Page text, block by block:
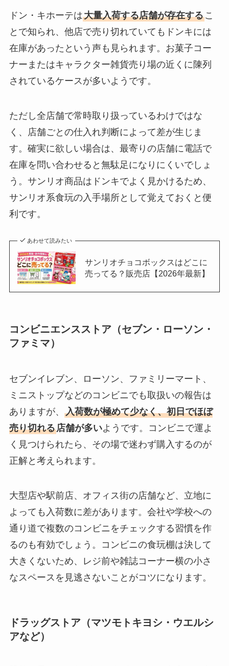
ドン・キホーテは大量入荷する店舗が存在するこ
とで知られ、他店で売り切れていてもドンキには
在庫があったという声も見られます。お菓子コー
ナーまたはキャラクター雑貨売り場の近くに陳列
されているケースが多いようです。
ただし全店舗で常時取り扱っているわけではな
く、店舗ごとの仕入れ判断によって差が生じま
す。確実に欲しい場合は、最寄りの店舗に電話で
在庫を問い合わせると無駄足になりにくいでしょ
う。サンリオ商品はドンキでよく見かけるため、
サンリオ系食玩の入手場所として覚えておくと便
利です。
あわせて読みたい
サンリオチョコボックスはどこに
売ってる？販売店【2026年最新】
コンビニエンスストア（セブン・ローソン・
ファミマ）
セブンイレブン、ローソン、ファミリーマート、
ミニストップなどのコンビニでも取扱いの報告は
ありますが、 入荷数が極めて少なく、初日でほぼ
売り切れる店舗が多いようです。コンビニで運よ
く見つけられたら、その場で迷わず購入するのが
正解と考えられます。
大型店や駅前店、オフィス街の店舗など、立地に
よっても入荷数に差があります。会社や学校への
通り道で複数のコンビニをチェックする習慣を作
るのも有効でしょう。コンビニの食玩棚は決して
大きくないため、レジ前や雑誌コーナー横の小さ
なスペースを見逃さないことがコツになります。
ドラッグストア（マツモトキヨシ・ウエルシ
アなど）